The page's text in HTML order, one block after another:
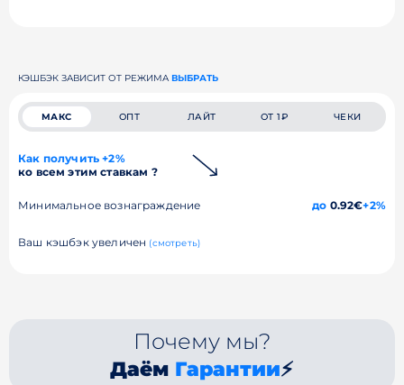
КЭШБЭК ЗАВИСИТ ОТ РЕЖИМА ВЫБРАТЬ
МАКС ОПТ ЛАЙТ ОТ 1₽ ЧЕКИ
Как получить +2%
ко всем этим ставкам ?
Минимальное вознаграждение до 0.92€+2%
Ваш кэшбэк увеличен (смотреть)
Почему мы?
Даём Гарантии⚡